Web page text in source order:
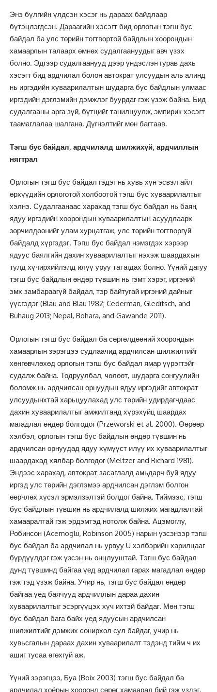
Энэ бүлгийн үлдсэн хэсэг нь дараах байдлаар
бүтэцлэгдсэн. Дараагийн хэсэгт бид орлогын тэгш бус
байдал ба улс төрийн тогтвортой байдлын хоорондын
хамаарлын талаарх өмнөх судалгаануудыг авч үзэх
болно. Эдгээр судалгаанууд дээр үндэслэн гурав дахь
хэсэгт бид ардчилал болон автократ улсуудын аль алинд
нь иргэдийн хуваарилалтын шударга бус байдлын улмаас
иргэдийн дэглэмийн дэмжлэг буурдаг гэж үзэж байна. Бид
судалгааны арга зүй, бүтцийг танилцуулж, эмпирик хэсэгт
таамаглалаа шалгана. Дүгнэлтийг мөн багтаав.
Тэгш бус байдал, ардчилалд шилжихүй, ардчиллын
нягтрал
Орлогын тэгш бус байдал гэдэг нь хувь хүн эсвэл айл
өрхүүдийн орлоготой холбоотой тэгш бус хуваарилалтыг
хэлнэ. Судалгаанаас харахад тэгш бус байдал нь баян,
ядуу иргэдийн хоорондын хуваарилалтын асуудлаарх
зөрчилдөөнийг улам хурцатгаж, улс төрийн тогтворгүй
байдалд хүргэдэг. Тэгш бус байдал нэмэгдэх хэрээр
ядуус баялгийн дахин хуваарилалтыг нэхэж шаардахын
тулд хүчирхийлэлд илүү уруу татагдах болно. Үүний дагуу
тэгш бус байдлын өндөр түвшин нь гэмт хэрэг, иргэний
эмх замбараагүй байдал, тэр байтугай иргэний дайныг
үүсгэдэг (Blau and Blau 1982; Cederman, Gleditsch, and
Buhaug 2013; Nepal, Bohara, and Gawande 2011).
Орлогын тэгш бус байдал ба сөргөлдөөний хоорондын
хамаарлын зэрэгцээ судлаачид ардчилсан шилжилтийг
хөнгөвчлөхөд орлогын тэгш бус байдал ямар үүрэгтэйг
судалж байна. Тодруулбал, чөлөөт, шударга сонгуулийн
боломж нь ардчилсан орнуудын ядуу иргэдийг автократ
улсуудынхтай харьцуулахад улс төрийн удирдагчдаас
дахин хуваарилалтыг амжилтанд хүрэхүйц шаардах
магадлал өндөр болгодог (Przeworski et al. 2000). Өөрөөр
хэлбэл, орлогын тэгш бус байдлын өндөр түвшин нь
ардчилсан орнуудад ядуу хүмүүст илүү их хуваарилалтыг
шаардахад хялбар болгодог (Meltzer and Richard 1981).
Эндээс харахад, автократ засаглалд амьдарч буй ядуу
иргэд улс төрийн дэглэмээ ардчилсан дэглэм болгон
өөрчлөх хүсэл эрмэлзэлтэй болдог байна. Тиймээс, тэгш
бус байдлын түвшин нь ардчилалд шилжих магадлалтай
хамааралтай гэж эрдэмтэд нотолж байна. Ацэмоглу,
Робинсон (Acemoglu, Robinson 2005) нарын үзсэнээр тэгш
бус байдал ба ардчилал нь урвуу U хэлбэрийн харилцааг
бүрдүүлдэг гэж үзсэн нь онцлууштай. Тэгш бус байдал
дунд түвшинд байгаа үед ардчилал гарах магадлал өндөр
гэж тэд үзэж байна. Учир нь, тэгш бус байдал өндөр
байгаа үед баячууд ардчиллын дараа дахин
хуваарилалтыг эсэргүүцэх хүч ихтэй байдаг. Мөн тэгш
бус байдал бага байх үед ядуусын ардчилсан
шилжилтийг дэмжих сонирхол сул байдаг, учир нь
хувьсгалын дараах дахин хуваарилалт тэдэнд тийм ч их
ашиг тусаа өгөхгүй аж.
Үүний зэрэгцээ, Буа (Boix 2003) тэгш бус байдал ба
ардчилал хоёрын хооронд сөрөг хамаарал бий гэж үздэг.